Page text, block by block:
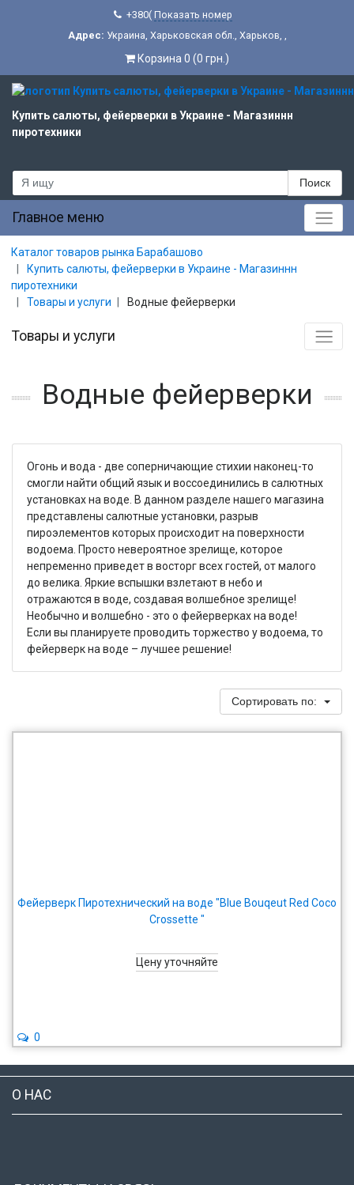
+380( Показать номер
Адрес: Украина, Харьковская обл., Харьков, ,
Корзина 0 (0 грн.)
Купить салюты, фейерверки в Украине - Магазиннн
пиротехники
Поиск
Главное меню
Каталог товаров рынка Барабашово
Купить салюты, фейерверки в Украине - Магазиннн
пиротехники
Товары и услуги
Водные фейерверки
Товары и услуги
Водные фейерверки
Огонь и вода - две соперничающие стихии наконец-то
смогли найти общий язык и воссоединились в салютных
установках на воде. В данном разделе нашего магазина
представлены салютные установки, разрыв
пироэлементов которых происходит на поверхности
водоема. Просто невероятное зрелище, которое
непременно приведет в восторг всех гостей, от малого
до велика. Яркие вспышки взлетают в небо и
отражаются в воде, создавая волшебное зрелище!
Необычно и волшебно - это о фейерверках на воде!
Если вы планируете проводить торжество у водоема, то
фейерверк на воде – лучшее решение!
Сортировать по:
Фейерверк Пиротехнический на воде "Blue Bouqeut Red Coco
Crossette "
Цену уточняйте
0
О НАС